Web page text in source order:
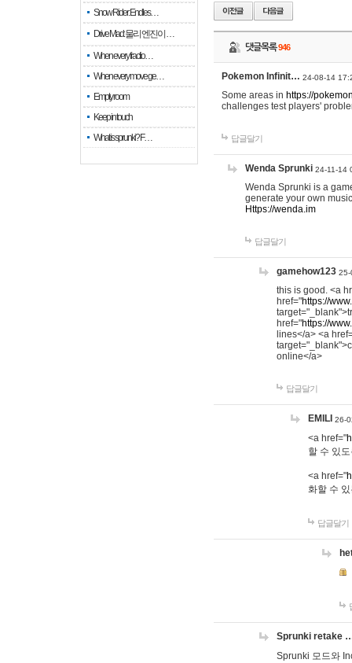
Snow Rider: Endles…
Drive Mad: 물리 엔진이 …
When every fractio…
When every move ge…
Empty room
Keep in touch
What is sprunki? F…
댓글목록946
Pokemon Infinit… 24-08-14
Some areas in https://
challenges test players'
답글달기
Wenda Sprunki 24-11-14
Wenda Sprunki is a
generate your own
Https://wenda.im
답글달기
gamehow123 25-
this is good. <a
href="https://
href="https://
lines</a> <a
online</a>
답글달기
EMILI 26-
<a href="
할 수 있
<a href="
화할 수
답글달기
Sprunki retake
Sprunki 모드와